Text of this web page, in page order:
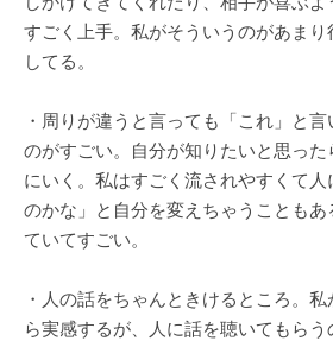
すごく上手。私がそういうのがあま
してる。
・周りが違うと言っても「これ」と
のがすごい。自分が知りたいと思った
にいく。私はすごく流されやすくて
のかな」と自分を変えちゃうこともあ
ていてすごい。
・人の話をちゃんときけるところ。
ら実感するが、人に話を聴いてもらう